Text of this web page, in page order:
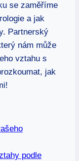
se ⁣zaměříme
a jak
Partnerský
nám může
vztahu s
jak
podle